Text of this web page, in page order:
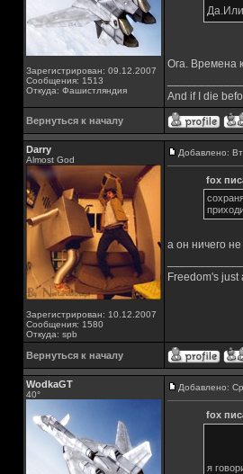
Зарегистрирован: 09.12.2007
Сообщения: 1513
Откуда: Фашистляндия
Да.Или
Ога. Времена
And if I die
Вернуться к началу
Darry
Almost God
Зарегистрирован: 10.12.2007
Сообщения: 1580
Откуда: spb
Добавлено:
fox
а он ничего
Freedom's
Вернуться к началу
WodkaGT
40°
Добавлено:
fox
я